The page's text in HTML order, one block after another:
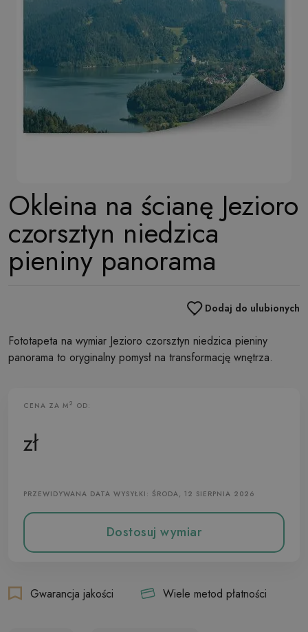
Okleina na ścianę Jezioro
czorsztyn niedzica
pieniny panorama
Dodaj do ulubionych
Fototapeta na wymiar Jezioro czorsztyn niedzica pieniny
panorama to oryginalny pomysł na transformację wnętrza.
CENA ZA M2 OD:
zł
PRZEWIDYWANA DATA WYSYŁKI: ŚRODA, 12 SIERPNIA 2026
Dostosuj wymiar
Gwarancja jakości Wiele metod płatności